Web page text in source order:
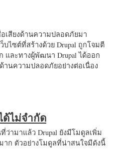
อเสียงด้านความปลอดภัยมา
บไซต์ที่สร้างด้วย Drupal ถูกโจมตี
และทางผู้พัฒนา Drupal ได้ออก
านความปลอดภัยอย่างต่อเนื่อง
ด้ไม่จำกัด
ามาแล้ว Drupal ยังมีโมดูลเพิ่ม
าก ตัวอย่างโมดูลที่น่าสนใจมีดังนี้